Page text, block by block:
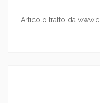
Articolo tratto da